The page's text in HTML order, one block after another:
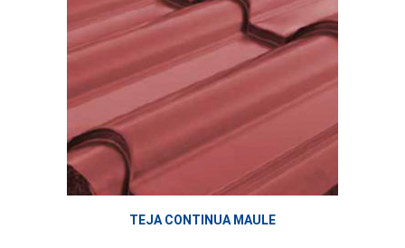
TEJA CONTINUA MAULE